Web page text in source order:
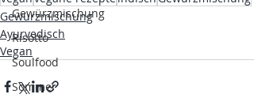
Gewürzmischung
Risotto
Soulfood
Sommer
Gewürzmischung
Ayurvedisch
Vegan